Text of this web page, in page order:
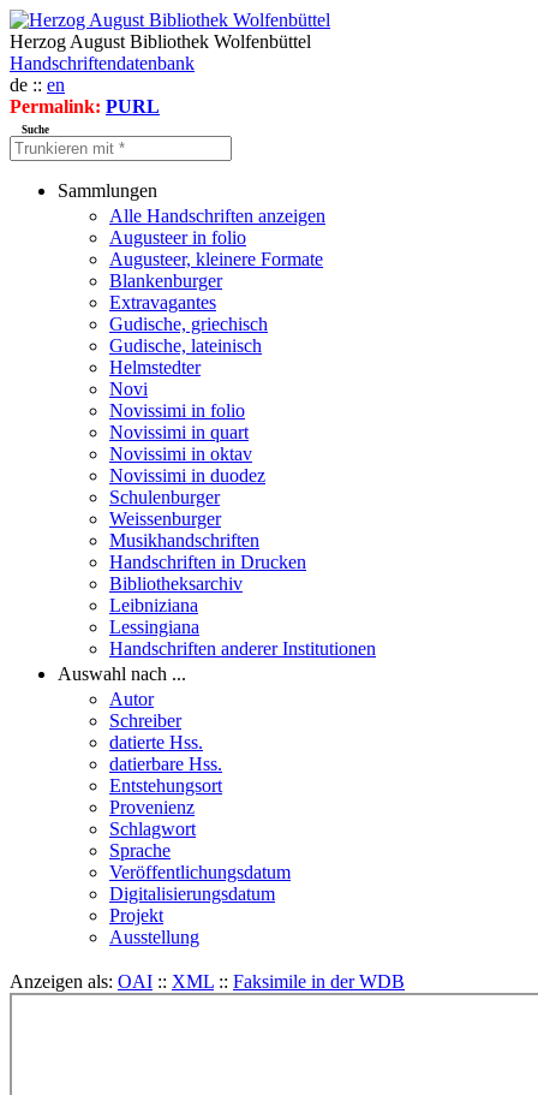
Herzog August Bibliothek Wolfenbüttel
Handschriftendatenbank
de :: en
Permalink: PURL
Suche
Sammlungen
Alle Handschriften anzeigen
Augusteer in folio
Augusteer, kleinere Formate
Blankenburger
Extravagantes
Gudische, griechisch
Gudische, lateinisch
Helmstedter
Novi
Novissimi in folio
Novissimi in quart
Novissimi in oktav
Novissimi in duodez
Schulenburger
Weissenburger
Musikhandschriften
Handschriften in Drucken
Bibliotheksarchiv
Leibniziana
Lessingiana
Handschriften anderer Institutionen
Auswahl nach ...
Autor
Schreiber
datierte Hss.
datierbare Hss.
Entstehungsort
Provenienz
Schlagwort
Sprache
Veröffentlichungsdatum
Digitalisierungsdatum
Projekt
Ausstellung
Anzeigen als: OAI :: XML :: Faksimile in der WDB